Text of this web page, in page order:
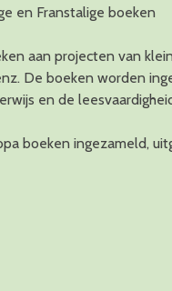
en Franstalige boeken
aan projecten van
De boeken worden
en de
boeken ingezameld,